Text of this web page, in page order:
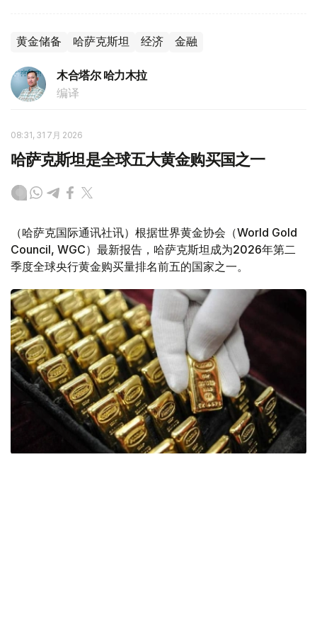
黄金储备 哈萨克斯坦 经济 金融
木合塔尔 哈力木拉
编译
08:31, 31 7月 2026
哈萨克斯坦是全球五大黄金购买国之一
（哈萨克国际通讯社讯）根据世界黄金协会（World Gold
Council, WGC）最新报告，哈萨克斯坦成为2026年第二
季度全球央行黄金购买量排名前五的国家之一。